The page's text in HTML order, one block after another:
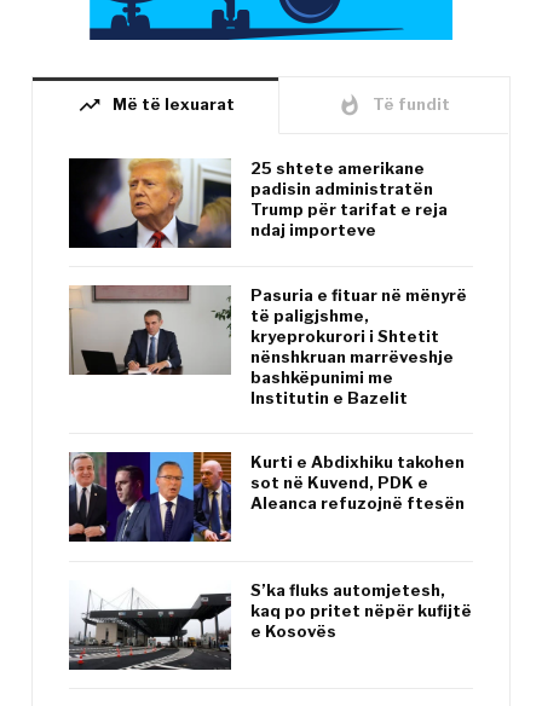
trending_up Më të lexuarat whatshot Të fundit
25 shtete amerikane
padisin administratën
Trump për tarifat e reja
ndaj importeve
Pasuria e fituar në mënyrë
të paligjshme,
kryeprokurori i Shtetit
nënshkruan marrëveshje
bashkëpunimi me
Institutin e Bazelit
Kurti e Abdixhiku takohen
sot në Kuvend, PDK e
Aleanca refuzojnë ftesën
S’ka fluks automjetesh,
kaq po pritet nëpër kufijtë
e Kosovës